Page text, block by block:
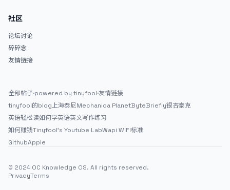
社区
论坛讨论
碎碎念
友情链接
全部帖子·powered by tinyfool·友情链接
tinyfool的blog上海泰尼Mechanica PlanetByteBriefly银杏泰克
英语轻松读如何学英语英文写作练习
如何赚钱Tinyfool's Youtube LabWapi WIFI标准
GithubApple
© 2024 OC Knowledge OS. All rights reserved.
PrivacyTerms